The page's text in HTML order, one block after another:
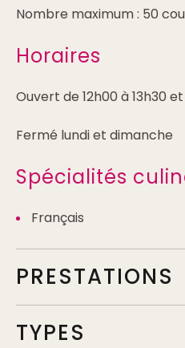
Nombre maximum : 50
Horaires
Ouvert de 12h00 à 13h30
Fermé lundi et dimanche
Spécialités
Français
PRESTATIONS
TYPES